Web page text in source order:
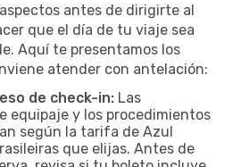
antes de dirigirte al
que el día de tu viaje sea
Aquí te presentamos los
atender con antelación:
de check-in: Las
equipaje y los procedimientos
según la tarifa de Azul
que elijas. Antes de